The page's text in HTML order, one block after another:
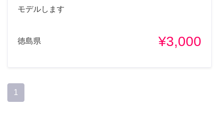
モデルします
徳島県 ¥3,000
1